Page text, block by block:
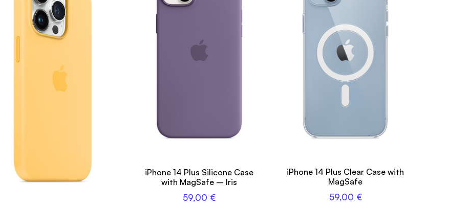
iPhone 14 Plus Silicone Case
with MagSafe – Iris
59,00 €
iPhone 14 Plus Clear Case with
MagSafe
59,00 €